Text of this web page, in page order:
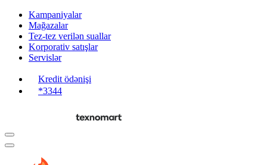
Kampaniyalar
Mağazalar
Tez-tez verilən suallar
Korporativ satışlar
Servislər
Kredit ödənişi
*3344